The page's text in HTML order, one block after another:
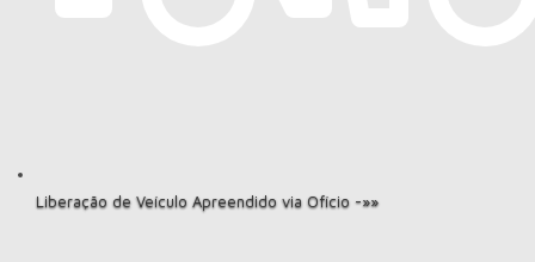
Liberação de Veículo Apreendido via Ofício -»»